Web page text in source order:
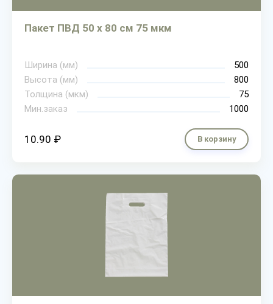
Пакет ПВД 50 х 80 см 75 мкм
Ширина (мм)
500
Высота (мм)
800
Толщина (мкм)
75
Мин.заказ
1000
10.90 ₽ В корзину